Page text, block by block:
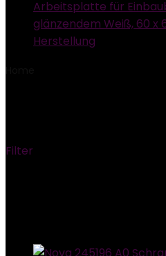
Arbeitsplatte für
glänzendem Weiß, 60 x
Herstellung
Filter